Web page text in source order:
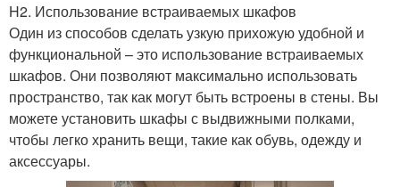
H2. Использование встраиваемых шкафов
Один из способов сделать узкую прихожую удобной и
функциональной – это использование встраиваемых
шкафов. Они позволяют максимально использовать
пространство, так как могут быть встроены в стены. Вы
можете установить шкафы с выдвижными полками,
чтобы легко хранить вещи, такие как обувь, одежду и
аксессуары.